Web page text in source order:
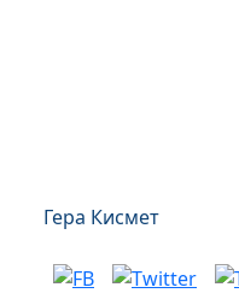
Гера Кисмет